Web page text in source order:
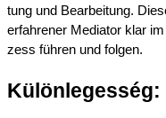
tung und Bearbei­tung.
erfahrener Media­tor klar
zess führen und folgen.
Külön­le­ge­sség: